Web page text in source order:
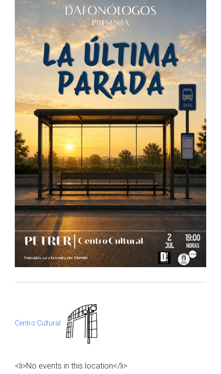
Centro Cultural
<li>No events in this location</li>